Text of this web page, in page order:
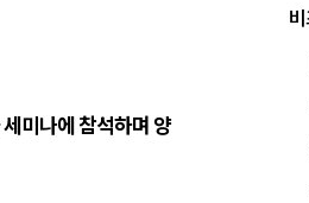
미나에 참석하며 양